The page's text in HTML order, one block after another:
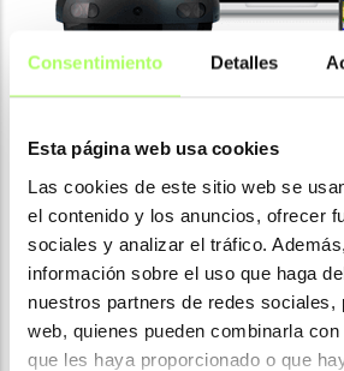
Consentimiento Detalles
Esta página web usa cookies
Las cookies de este sitio web se
el contenido y los anuncios, ofrecer
sociales y analizar el tráfico.
información sobre el uso que haga
nuestros partners de redes sociales,
web, quienes pueden combinarla
que les haya proporcionado o que
Programa de la
Presentación de la jornada.
Gestión de Proyectos con